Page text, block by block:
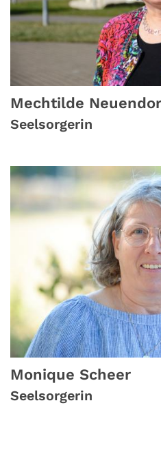
Mechtilde
Seelsorgerin
Monique Scheer
Seelsorgerin